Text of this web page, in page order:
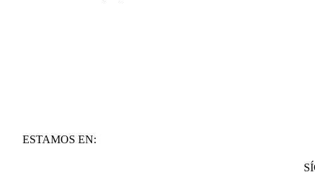
ESTAMOS EN: